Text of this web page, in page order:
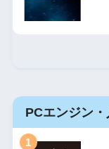
PCエンジン
1